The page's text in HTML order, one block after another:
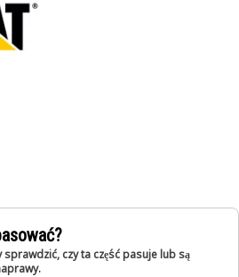
czy ta część pasuje lub są